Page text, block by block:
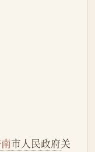
市人民政府关